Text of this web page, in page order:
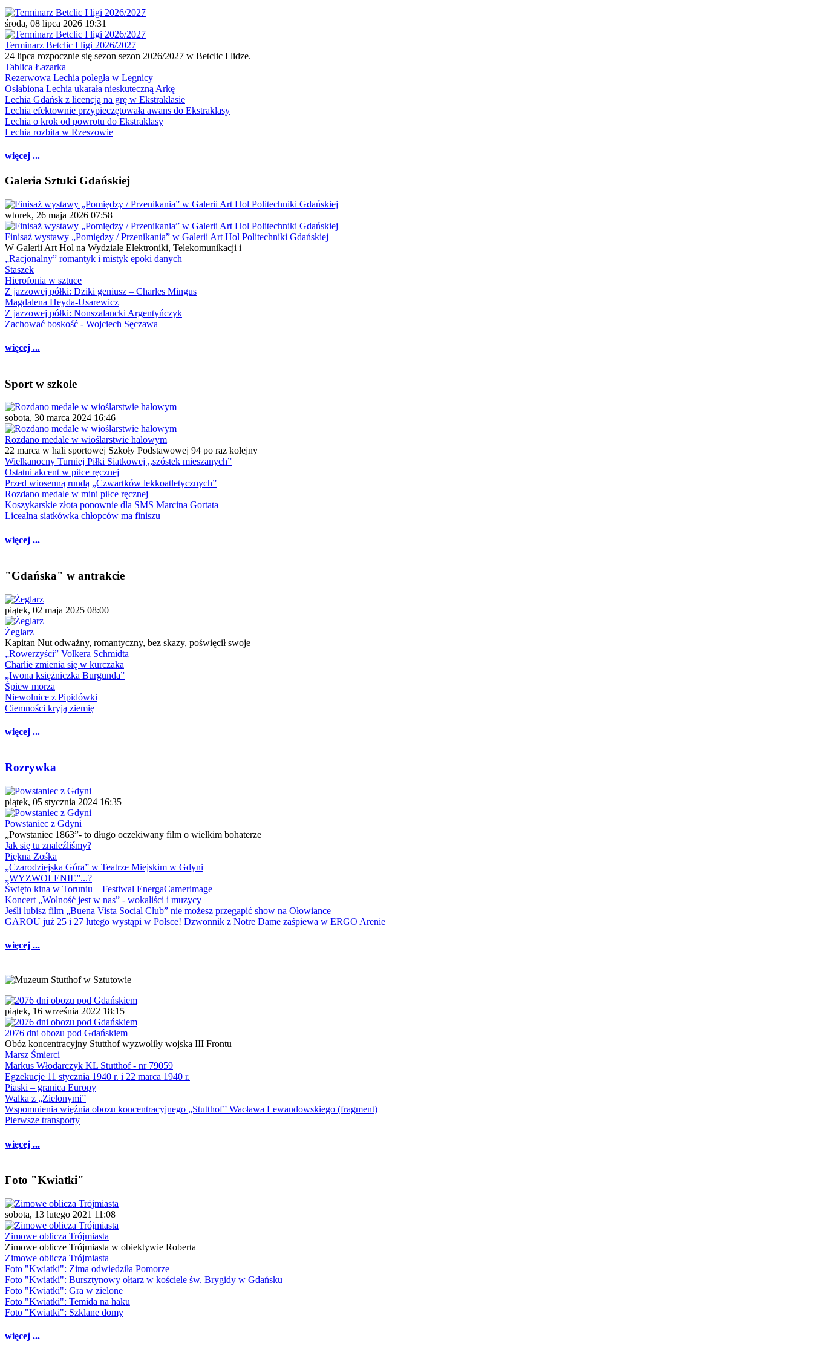
środa, 08 lipca 2026 19:31
Terminarz Betclic I ligi 2026/2027
24 lipca rozpocznie się sezon sezon 2026/2027 w Betclic I lidze.
Tablica Łazarka
Rezerwowa Lechia poległa w Legnicy
Osłabiona Lechia ukarała nieskuteczną Arkę
Lechia Gdańsk z licencją na grę w Ekstraklasie
Lechia efektownie przypieczętowała awans do Ekstraklasy
Lechia o krok od powrotu do Ekstraklasy
Lechia rozbita w Rzeszowie
więcej ...
Galeria Sztuki Gdańskiej
wtorek, 26 maja 2026 07:58
Finisaż wystawy „Pomiędzy / Przenikania” w Galerii Art Hol Politechniki Gdańskiej
W Galerii Art Hol na Wydziale Elektroniki, Telekomunikacji i
„Racjonalny” romantyk i mistyk epoki danych
Staszek
Hierofonia w sztuce
Z jazzowej półki: Dziki geniusz – Charles Mingus
Magdalena Heyda-Usarewicz
Z jazzowej półki: Nonszalancki Argentyńczyk
Zachować boskość - Wojciech Sęczawa
więcej ...
Sport w szkole
sobota, 30 marca 2024 16:46
Rozdano medale w wioślarstwie halowym
22 marca w hali sportowej Szkoły Podstawowej 94 po raz kolejny
Wielkanocny Turniej Piłki Siatkowej ,,szóstek mieszanych”
Ostatni akcent w piłce ręcznej
Przed wiosenną rundą „Czwartków lekkoatletycznych”
Rozdano medale w mini piłce ręcznej
Koszykarskie złota ponownie dla SMS Marcina Gortata
Licealna siatkówka chłopców ma finiszu
więcej ...
"Gdańska" w antrakcie
piątek, 02 maja 2025 08:00
Żeglarz
Kapitan Nut odważny, romantyczny, bez skazy, poświęcił swoje
„Rowerzyści” Volkera Schmidta
Charlie zmienia się w kurczaka
„Iwona księżniczka Burgunda”
Śpiew morza
Niewolnice z Pipidówki
Ciemności kryją ziemię
więcej ...
Rozrywka
piątek, 05 stycznia 2024 16:35
Powstaniec z Gdyni
„Powstaniec 1863”- to długo oczekiwany film o wielkim bohaterze
Jak się tu znaleźliśmy?
Piękna Zośka
„Czarodziejska Góra” w Teatrze Miejskim w Gdyni
„WYZWOLENIE”...?
Święto kina w Toruniu – Festiwal EnergaCamerimage
Koncert „Wolność jest w nas” - wokaliści i muzycy
Jeśli lubisz film „Buena Vista Social Club” nie możesz przegapić show na Ołowiance
GAROU już 25 i 27 lutego wystąpi w Polsce! Dzwonnik z Notre Dame zaśpiewa w ERGO Arenie
więcej ...
piątek, 16 września 2022 18:15
2076 dni obozu pod Gdańskiem
Obóz koncentracyjny Stutthof wyzwoliły wojska III Frontu
Marsz Śmierci
Markus Włodarczyk KL Stutthof - nr 79059
Egzekucje 11 stycznia 1940 r. i 22 marca 1940 r.
Piaski – granica Europy
Walka z „Zielonymi”
Wspomnienia więźnia obozu koncentracyjnego „Stutthof” Wacława Lewandowskiego (fragment)
Pierwsze transporty
więcej ...
Foto "Kwiatki"
sobota, 13 lutego 2021 11:08
Zimowe oblicza Trójmiasta
Zimowe oblicze Trójmiasta w obiektywie Roberta
Zimowe oblicza Trójmiasta
Foto "Kwiatki": Zima odwiedziła Pomorze
Foto "Kwiatki": Bursztynowy ołtarz w kościele św. Brygidy w Gdańsku
Foto "Kwiatki": Gra w zielone
Foto "Kwiatki": Temida na haku
Foto "Kwiatki": Szklane domy
więcej ...